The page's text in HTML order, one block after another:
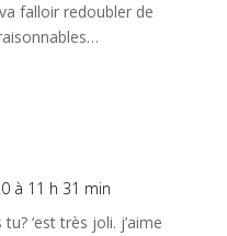
falloir redoubler de
à 11 h 31 min
‘est très joli. j’aime